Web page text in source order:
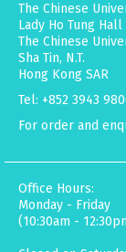
The Chinese
Lady Ho Tung Hall
The Chinese
Sha Tin, N.T.
Hong Kong SAR
Tel: +852 3943
For order and
Office Hours:
Monday - Friday
(10:30am -